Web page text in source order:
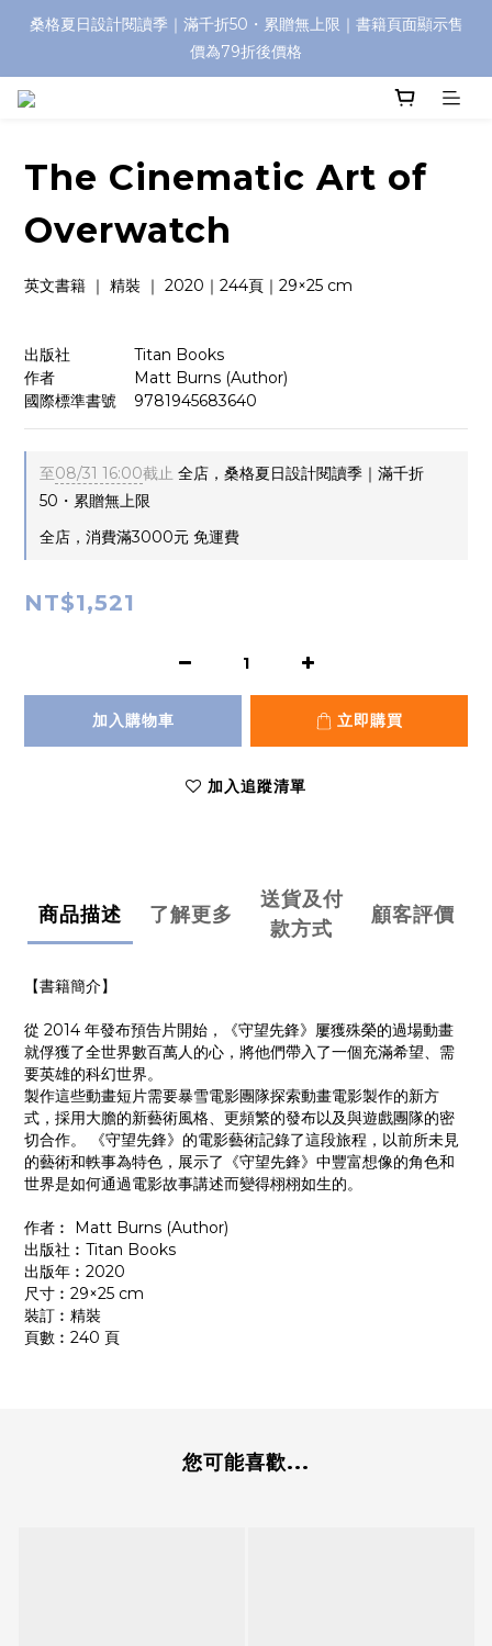
桑格夏日設計閱讀季｜滿千折50・累贈無上限｜書籍頁面顯示售
價為79折後價格
The Cinematic Art of
Overwatch
英文書籍 ｜ 精裝 ｜ 2020｜244頁｜29×25 cm
出版社　　　    Titan Books
作者　　　　    Matt Burns (Author)
國際標準書號    9781945683640
至08/31 16:00截止 全店，桑格夏日設計閱讀季｜滿千折
50・累贈無上限
全店，消費滿3000元 免運費
NT$1,521
加入購物車 立即購買
加入追蹤清單
商品描述 了解更多
送貨及付
款方式
顧客評價
【書籍簡介】
從 2014 年發布預告片開始，《守望先鋒》屢獲殊榮的過場動畫
就俘獲了全世界數百萬人的心，將他們帶入了一個充滿希望、需
要英雄的科幻世界。
製作這些動畫短片需要暴雪電影團隊探索動畫電影製作的新方
式，採用大膽的新藝術風格、更頻繁的發布以及與遊戲團隊的密
切合作。 《守望先鋒》的電影藝術記錄了這段旅程，以前所未見
的藝術和軼事為特色，展示了《守望先鋒》中豐富想像的角色和
世界是如何通過電影故事講述而變得栩栩如生的。
作者︰ Matt Burns (Author)
出版社︰Titan Books
出版年︰2020
尺寸︰29×25 cm
裝訂︰精裝
頁數︰240 頁
您可能喜歡...